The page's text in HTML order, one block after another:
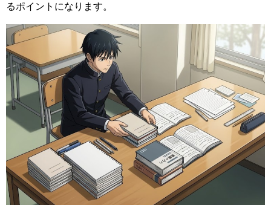
るポイントになります。